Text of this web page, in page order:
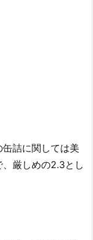
詰に関しては美
厳しめの2.3とし